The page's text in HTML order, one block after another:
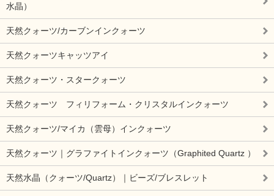
水晶）
天然クォーツ/カーブンインクォーツ
天然クォーツキャッツアイ
天然クォーツ・スタークォーツ
天然クォーツ フィリフォーム・クリスタルインクォーツ
天然クォーツ/マイカ（雲母）インクォーツ
天然クォーツ｜グラファイトインクォーツ（Graphited Quartz ）
天然水晶（クォーツ/Quartz）｜ビーズ/ブレスレット